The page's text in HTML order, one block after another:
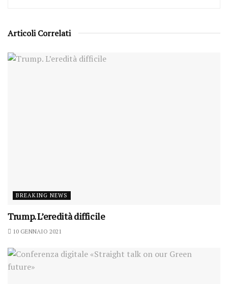
Articoli Correlati
BREAKING NEWS
Trump. L’eredità difficile
10 GENNAIO 2021